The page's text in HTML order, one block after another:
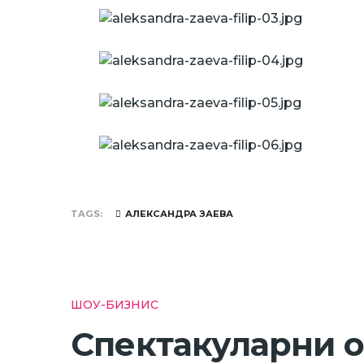
TAGS АЛЕКСАНДРА ЗАЕВА
ШОУ-БИЗНИС
Спектакуларни